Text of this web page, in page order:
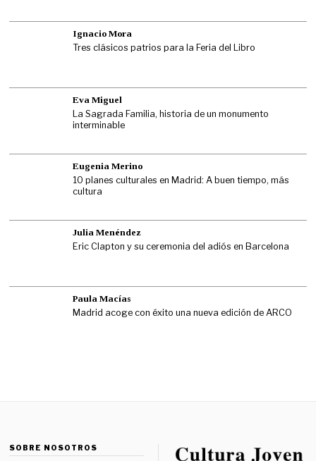
Ignacio Mora
Tres clásicos patrios para la Feria del Libro
Eva Miguel
La Sagrada Familia, historia de un monumento
interminable
Eugenia Merino
10 planes culturales en Madrid: A buen tiempo, más
cultura
Julia Menéndez
Eric Clapton y su ceremonia del adiós en Barcelona
Paula Macías
Madrid acoge con éxito una nueva edición de ARCO
SOBRE NOSOTROS